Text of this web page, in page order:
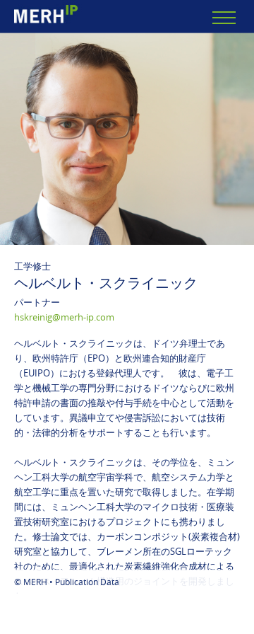
工学修士
ヘルベルト・スクライニック
パートナー
hskreinig@merh-ip.com
ヘルベルト・スクライニックは、ドイツ弁理士であ
り、欧州特許庁（EPO）と欧州連合知的財産庁
（EUIPO）における登録代理人です。 彼は、電子工
学と機械工学の専門分野におけるドイツならびに欧州
特許申請の書面の推敲や付与手続を中心として活動を
しています。異議申立てや侵害訴訟においては技術
的・法律的分析をサポートすることも行います。
ヘルベルト・スクライニックは、その学位を、ミュン
ヘン工科大学の航空宇宙学科で、航空システム力学と
航空工学に重点を置いた研究で取得しました。在学期
間には、ミュンヘン工科大学のマイクロ技術・医療装
置技術研究室におけるプロジェクトにも携わりまし
た。修士論文では、カーボンコンポジット(炭素複合材)
研究室と協力して、ブレーメン所在のSGLローテック
社のために、最適化された炭素繊維強化合成材による
スペース・フレーム構造用のジョイントを開発しまし
© MERH • Publication Data